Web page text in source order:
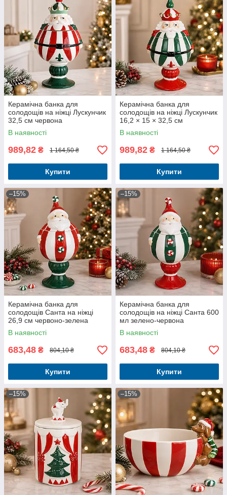
Керамічна банка для
солодощів на ніжці Лускунчик
32,5 см червона
В наявності
989,82 ₴ 1 164,50 ₴
Купити
Керамічна банка для
солодощів на ніжці Лускунчик
16,2 × 15 × 32,5 см
В наявності
989,82 ₴ 1 164,50 ₴
Купити
–15%
Керамічна банка для
солодощів Санта на ніжці
26,9 см червоно-зелена
В наявності
683,48 ₴ 804,10 ₴
Купити
–15%
Керамічна банка для
солодощів на ніжці Санта 600
мл зелено-червона
В наявності
683,48 ₴ 804,10 ₴
Купити
–15% –15%